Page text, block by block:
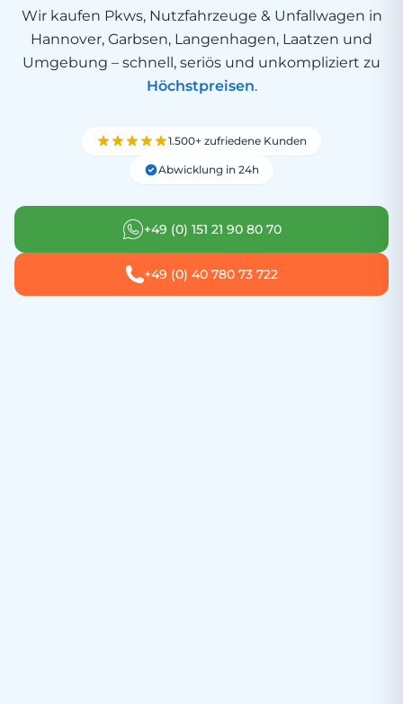
Wir kaufen Pkws, Nutzfahrzeuge & Unfallwagen in
Hannover, Garbsen, Langenhagen, Laatzen und
Umgebung – schnell, seriös und unkompliziert zu
Höchstpreisen.
1.500+ zufriedene Kunden
Abwicklung in 24h
+49 (0) 151 21 90 80 70
+49 (0) 40 780 73 722